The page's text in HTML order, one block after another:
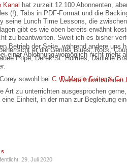
Kanal
hat zurzeit 12.100 Abonnenten,
(!), Tabs in PDF-Format und die
seine Lunch Time Lessons, die
gibt es wie oben bereits erwähnt
zu beantworten. Sweit ich es bisher
er die Genres Blues, Rock,
Pope, Derek St. Holmes, Danielle
sowohl bei C. F. Martin Guitar & Co.
Art zu unterrichten ausgesprochen
eine Einheit, in der man zur Begleitung
29. Juli 2020
Betrieb der Seite, während andere
Ablehnung womöglich nicht mehr
Weitere Informationen